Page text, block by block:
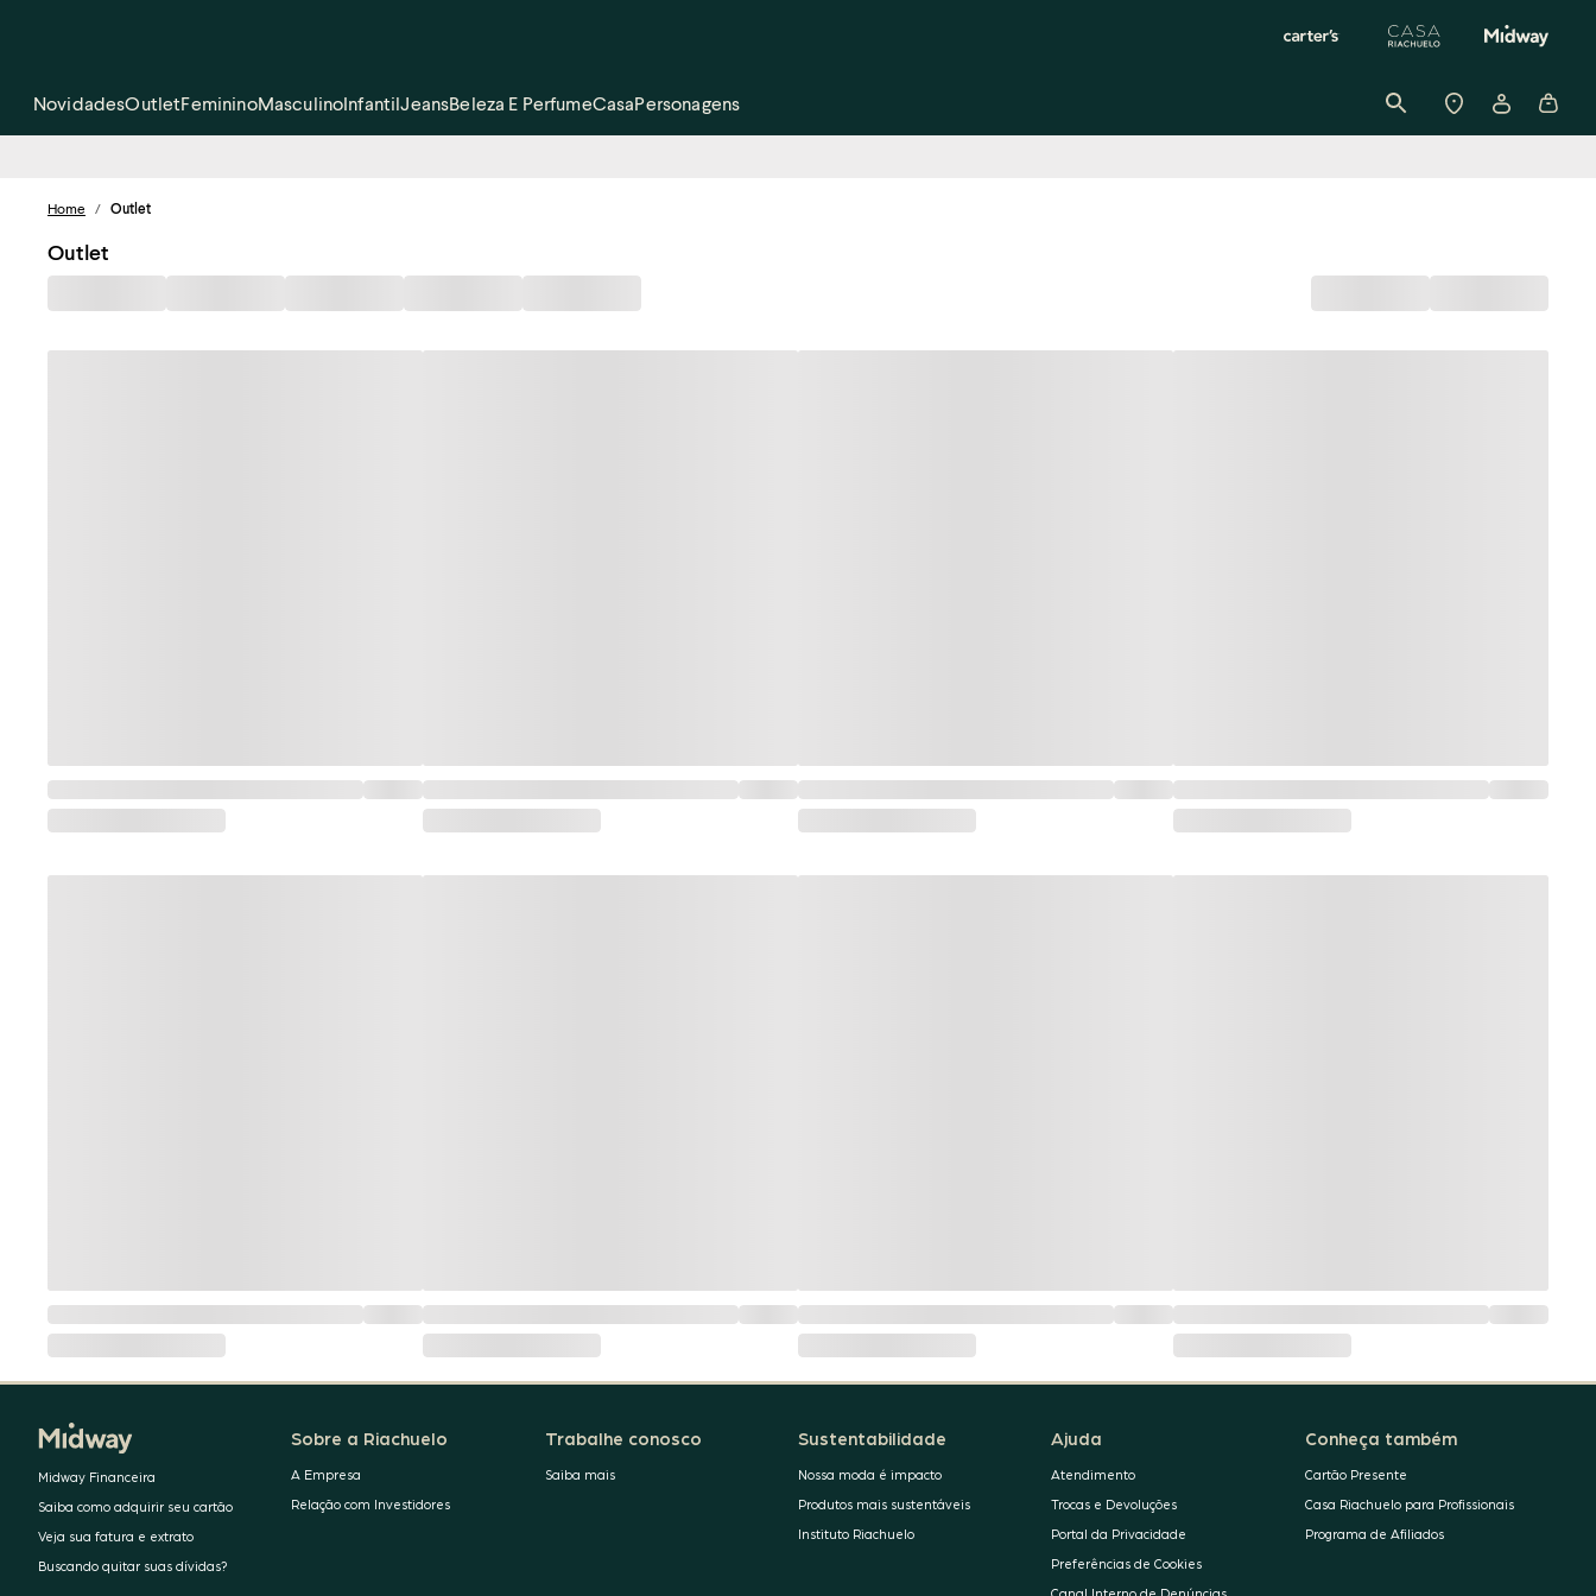
NovidadesOutletFemininoMasculinoInfantilJeansBeleza E PerfumeCasaPersonagens
Home / Outlet
Outlet
Midway Financeira
Saiba como adquirir seu cartão
Veja sua fatura e extrato
Buscando quitar suas dívidas?
Sobre a Riachuelo
A Empresa
Relação com Investidores
Trabalhe conosco
Saiba mais
Sustentabilidade
Nossa moda é impacto
Produtos mais sustentáveis
Instituto Riachuelo
Ajuda
Atendimento
Trocas e Devoluções
Portal da Privacidade
Preferências de Cookies
Conheça também
Cartão Presente
Casa Riachuelo para Profissionais
Programa de Afiliados